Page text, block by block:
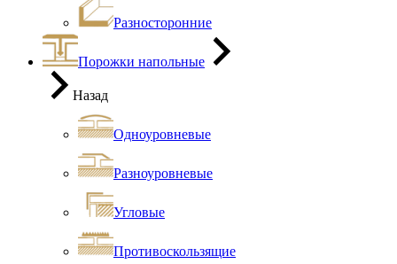
Разносторонние
Порожки напольные
Назад
Одноуровневые
Разноуровневые
Угловые
Противоскользящие